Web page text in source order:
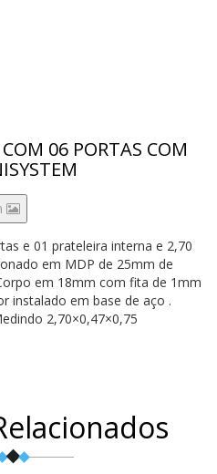
06 PORTAS COM
e 01 prateleira interna e 2,70
em MDP de 25mm de
em 18mm com fita de 1mm
instalado em base de aço .
2,70×0,47×0,75